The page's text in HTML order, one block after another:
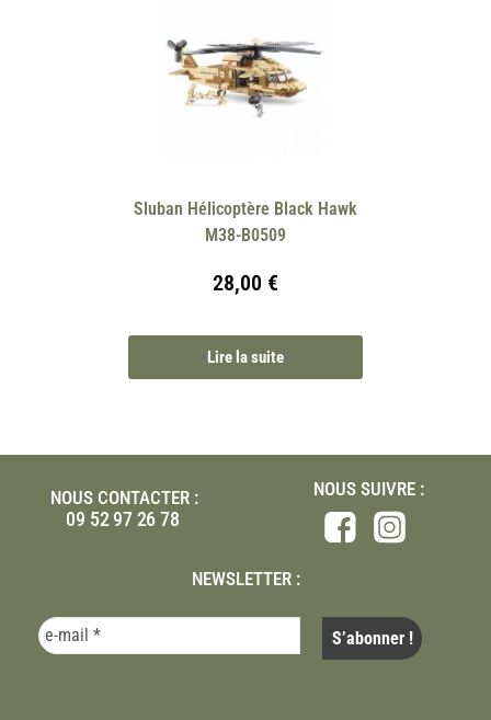
Sluban Hélicoptère Black Hawk
M38-B0509
28,00 €
Lire la suite
NOUS CONTACTER :
09 52 97 26 78
NOUS SUIVRE :
NEWSLETTER :